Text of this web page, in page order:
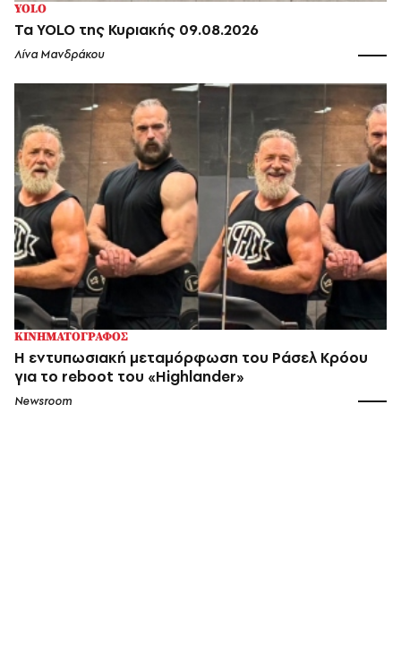
YOLO
Τα YOLO της Κυριακής 09.08.2026
Λίνα Μανδράκου
ΚΙΝΗΜΑΤΟΓΡΑΦΟΣ
Η εντυπωσιακή μεταμόρφωση του Ράσελ Κρόου
για το reboot του «Highlander»
Newsroom